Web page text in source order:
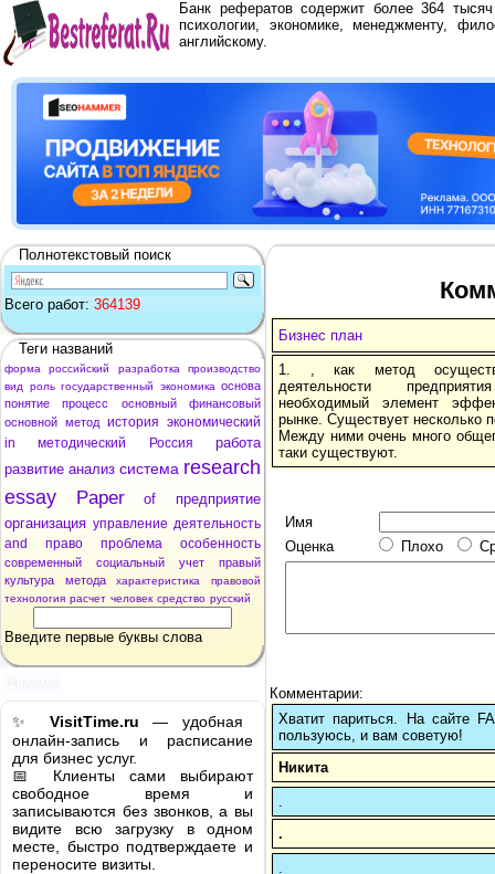
Банк рефератов содержит более 364
психологии, экономике, менеджменту,
английскому.
Полнотекстовый поиск
Всего работ: 364139
Теги названий
форма российский разработка
производство
вид
роль государственный экономика основа
понятие
процесс основный
финансовый
основной метод история экономический
in
методический Россия
работа
развитие анализ система research
essay
Paper of
предприятие
организация управление деятельность
and
право проблема особенность
современный социальный учет
правый
культура
метода характеристика
правовой
технология расчет человек средство русский
Введите первые буквы слова
✨ VisitTime.ru — удобная
онлайн-запись и расписание
для бизнес услуг.
📅 Клиенты сами выбирают
свободное время и
записываются без звонков, а вы
видите всю загрузку в одном
месте, быстро подтверждаете и
переносите визиты.
Бизнес план
1. , как метод
деятельности
необходимый элемент
рынке. Существует несколько
Между ними очень много
таки существуют.
Имя
Оценка
Плохо
Комментарии:
Хватит париться. На сайте
пользуюсь, и вам советую!
Никита
.